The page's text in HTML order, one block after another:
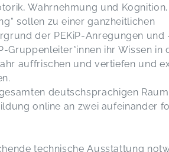
Wahrnehmung und
sollen zu einer ganzheitlichen
der PEKiP-Anregungen und
Gruppenleiter*innen ihr Wissen in
auffrischen und vertiefen und
deutschsprachigen
online an zwei aufeinander
technische Ausstattung